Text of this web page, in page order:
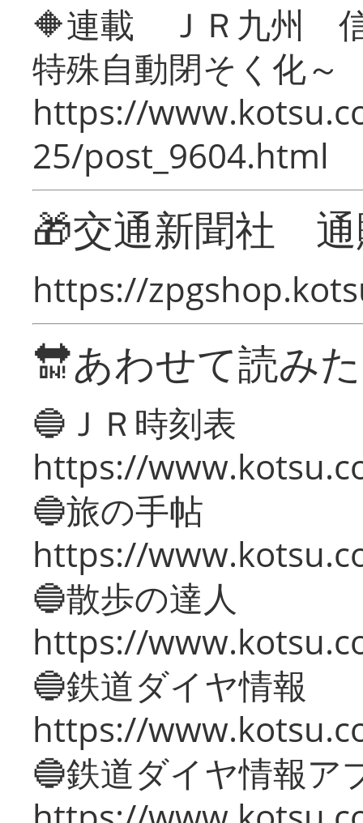
🔶連載 ＪＲ九州 信
特殊自動閉そく化～
https://
25/post_9604.html
🎁交通新聞社
https://
🔛あわせて読み
🔵ＪＲ時刻表
https://
🔵旅の手帖
https://
🔵散歩の達人
https://
🔵鉄道ダイヤ情報
https://
🔵鉄道ダイヤ情報ア